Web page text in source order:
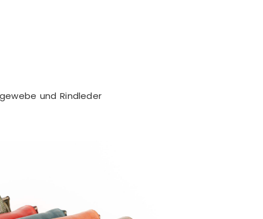
und Rindleder